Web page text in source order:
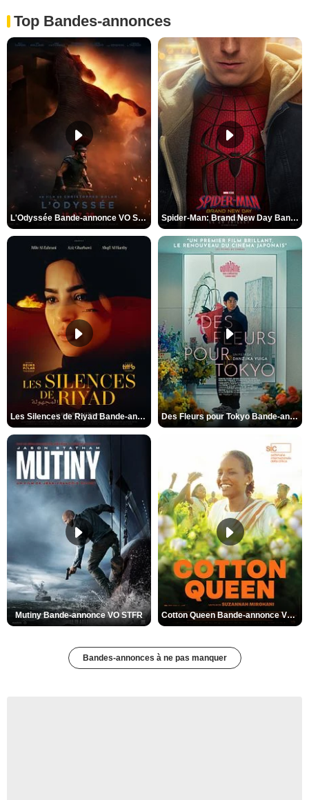
Top Bandes-annonces
L'Odyssée Bande-annonce VO STFR Spider-Man: Brand New Day Bande-annonce VO STFR
Les Silences de Riyad Bande-annonce VO STFR Des Fleurs pour Tokyo Bande-annonce VO STFR
Mutiny Bande-annonce VO STFR Cotton Queen Bande-annonce VO STFR
Bandes-annonces à ne pas manquer